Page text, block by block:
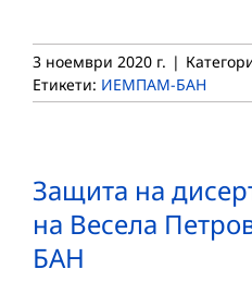
3 ноември 2020 г. |
Етикети: ИЕМПАМ-БАН
Защита на
на Весела
БАН